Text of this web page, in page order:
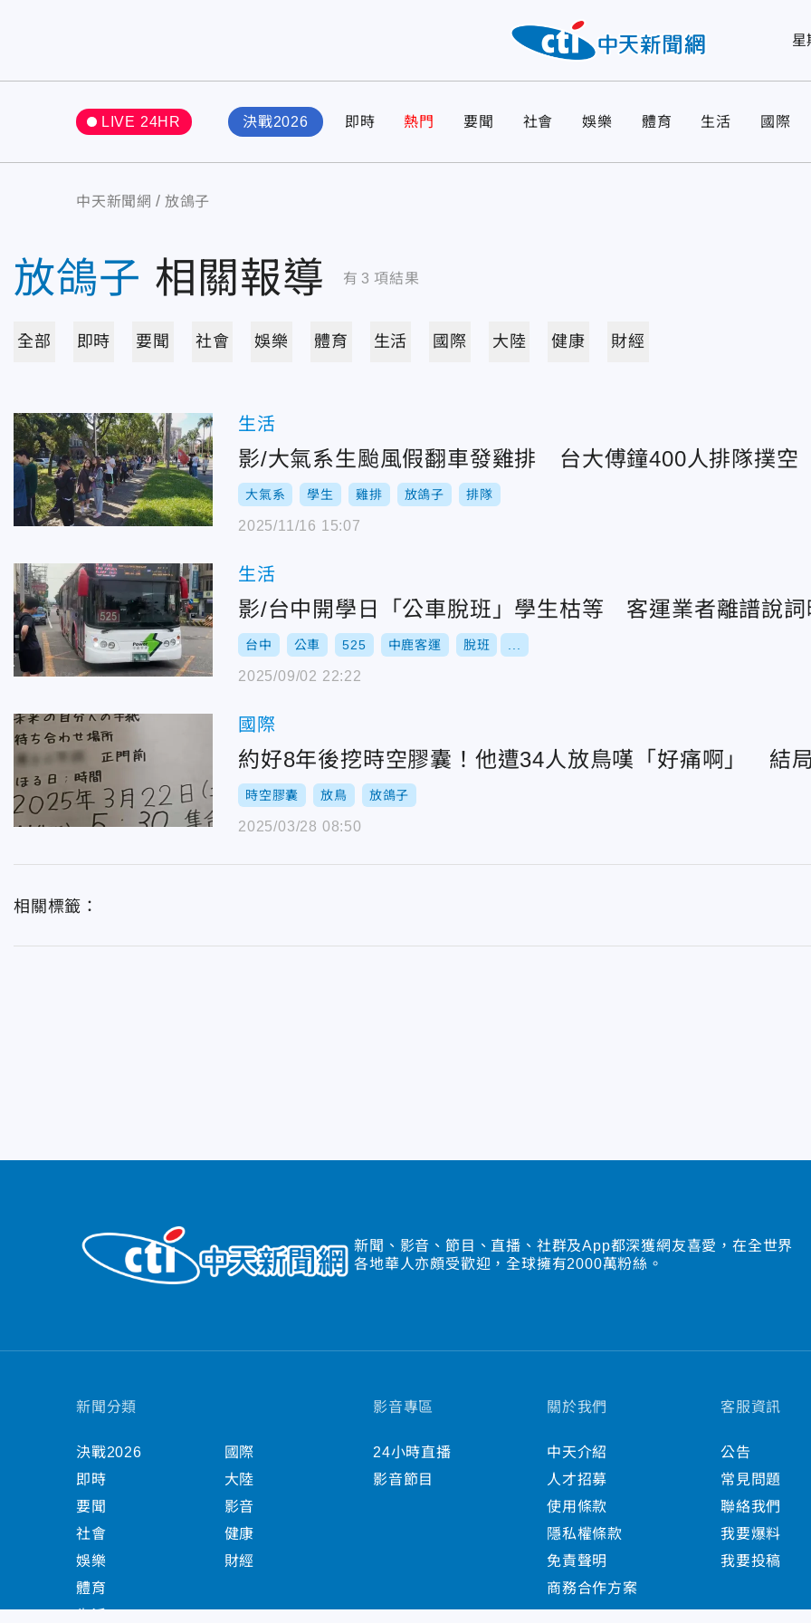
星
LIVE 24HR 決戰2026 即時 熱門 要聞 社會 娛樂 體育 生活 國際
中天新聞網 放鴿子
放鴿子 相關報導 有 3 項結果
全部 即時 要聞 社會 娛樂 體育 生活 國際 大陸 健康 財經
生活
影/大氣系生颱風假翻車發雞排 台大傅鐘400人排隊撲空
大氣系 學生 雞排 放鴿子 排隊
2025/11/16 15:07
生活
影/台中開學日「公車脫班」學生枯等 客運業者離譜說詞
台中 公車 525 中鹿客運 脫班
2025/09/02 22:22
國際
約好8年後挖時空膠囊！他遭34人放鳥嘆「好痛啊」 結
時空膠囊 放鳥 放鴿子
2025/03/28 08:50
相關標籤：
新聞、影音、節目、直播、社群及App都深獲網友喜愛，在全世界
各地華人亦頗受歡迎，全球擁有2000萬粉絲。
新聞分類
決戰2026
即時
要聞
社會
娛樂
體育
國際
大陸
影音
健康
財經
影音專區
24小時直播
影音節目
關於我們
中天介紹
人才招募
使用條款
隱私權條款
免責聲明
商務合作方案
客服資訊
公告
常見問題
聯絡我們
我要爆料
我要投稿